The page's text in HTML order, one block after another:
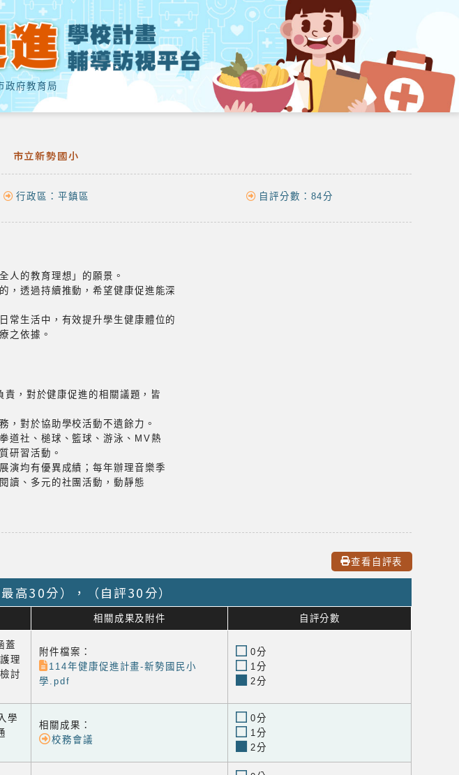
政府教育局
市立新勢國小
行政區： 平鎮區 自評分數： 84分
人的教育理想」的願景。
，透過持續推動，希望健康促進能深
常生活中，有效提升學生健康體位的
之依據。
，對於健康促進的相關議題，皆
，對於協助學校活動不遺餘力。
道社、槌球、籃球、游泳、MV熱
研習活動。
演均有優異成績；每年辦理音樂季
讀、多元的社團活動，動靜態
查看自評表
高30分），（自評30分）
相關成果及附件 自評分數
蓋
理
討
附件檔案：
114年健康促進計畫-新勢國民小
學.pdf
0分
1分
2分
學
相關成果：
校務會議
0分
1分
2分